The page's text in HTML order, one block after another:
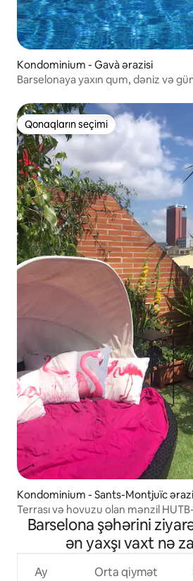
Kondominium - Gavà ərazisi
Barselonaya yaxın qum, dəniz və
Qonaqların seçimi
Qonaqların seçimi
Kondominium - Sants-Montjuïc
Terrası və hovuzu olan mənzil
Barselona şəhərini
ən yaxşı vaxt nə
Ay Orta qiymət